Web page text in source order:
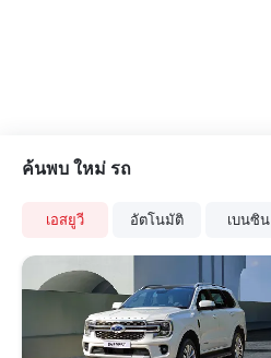
ค้นพบ ใหม่ รถ
เอสยูวี อัตโนมัติ เบนซิน